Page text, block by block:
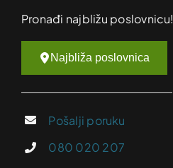
Pronađi najbližu poslovnicu!
Najbliža poslovnica
Pošalji poruku
080 020 207